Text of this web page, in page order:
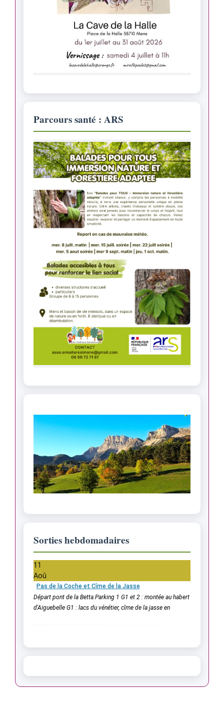
Parcours santé : ARS
Sorties hebdomadaires
11
Aoû
Pas de la Coche et Cîme de la Jasse
Départ pont de la Betta.Parking 1 G1 et 2 : montée au habert
d'Aiguebelle G1 : lacs du vénétier, cîme de la jasse en